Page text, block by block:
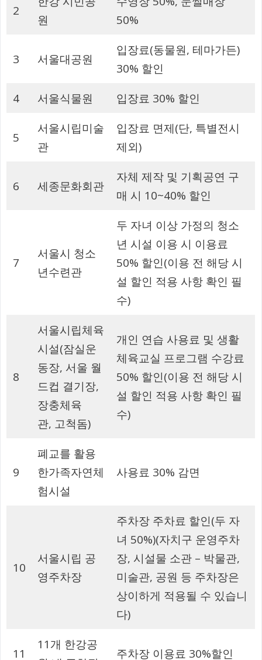
2
원
50%
3 서울대공원
입장료(동물원, 테마가든)
30% 할인
4
서울식물원 입장료 30% 할인
5
서울시립미술
관
입장료 면제(단, 특별전시
제외)
6 세종문화회관
자체 제작 및 기획공연 구
매 시 10~40% 할인
7
서울시 청소
년수련관
두 자녀 이상 가정의 청소
년 시설 이용 시 이용료
50% 할인(이용 전 해당 시
설 할인 적용 사항 확인 필
수)
8
서울시립체육
시설(잠실운
동장, 서울 월
드컵 결기장,
장충체육
관, 고척돔)
개인 연습 사용료 및 생활
체육교실 프로그램 수강료
50% 할인(이용 전 해당 시
설 할인 적용 사항 확인 필
수)
9
폐교를 활용
한가족자연체
험시설
사용료 30% 감면
10
서울시립 공
영주차장
주차장 주차료 할인(두 자
녀 50%)(자치구 운영주차
장, 시설물 소관 – 박물관,
미술관, 공원 등 주차장은
상이하게 적용될 수 있습니
다)
11
11개 한강공
주차장 이용료 30%할인